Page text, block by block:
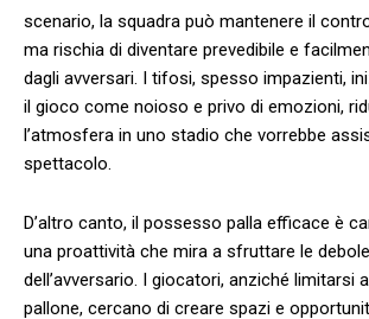
⁣scenario, la squadra può ‍mantenere il
‌ma rischia di diventare⁤ prevedibile ​e
dagli avversari. I tifosi,​ spesso ⁣impazienti,
il ​gioco come noioso⁤ e privo di emozioni,
⁢l’atmosfera⁣ in uno stadio che vorrebbe
spettacolo.
D’altro ⁤canto, il​ possesso palla ‍efficace‌ è
una‌ proattività che⁢ mira ‌a ‍sfruttare le​
dell’avversario. I giocatori,‌ anziché limitarsi
pallone, cercano di creare spazi e⁢